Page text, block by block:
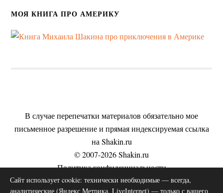
МОЯ КНИГА ПРО АМЕРИКУ
В случае перепечатки материалов обязательно мое
письменное разрешение и прямая индексируемая ссылка
на Shakin.ru
© 2007-2026 Shakin.ru
Политика конфиденциальности
Пользовательское соглашение
Сайт использует cookie: технически необходимые — всегда,
аналитические (Яндекс Метрика, LiveInternet) — только с вашего